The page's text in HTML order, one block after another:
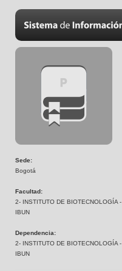
Sede:
Bogotá
Facultad:
2- INSTITUTO DE BIOTECNOLOGÍA -
IBUN
Dependencia:
2- INSTITUTO DE BIOTECNOLOGÍA -
IBUN